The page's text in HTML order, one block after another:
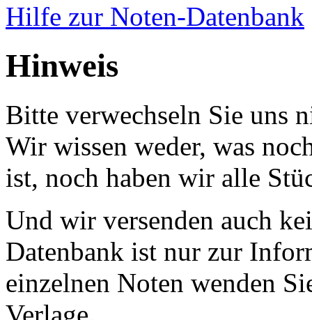
Hilfe zur Noten-Datenbank
Hinweis
Bitte verwechseln Sie uns
Wir wissen weder, was
ist, noch haben wir alle
Und wir versenden auch
Datenbank ist nur zur
einzelnen Noten wenden